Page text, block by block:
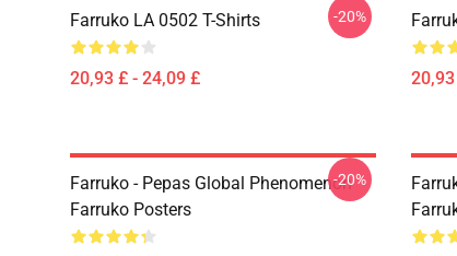
Farruko LA 0502 T-Shirts
20,93 £ - 24,09 £
-20%
Farruko - Pepas Global Phenomenon
Farruko Posters
-20%